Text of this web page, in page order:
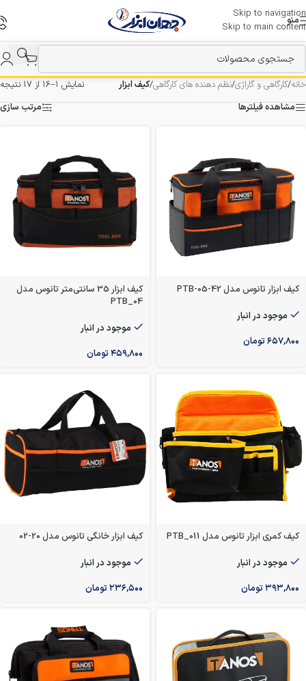
Skip to navigation
Skip to main content
منو
خانه/کارگاهی و گاراژی/نظم دهنده های کارگاهی/کیف ابزار
نمایش 1–16 از 17 نتیجه
مشاهده فیلترها
مرتب سازی
کیف ابزار تانوس مدل PTB-05-42
موجود در انبار
۶۵۷,۸۰۰تومان
کیف ابزار 35 سانتی‌متر تانوس مدل
PTB_04
موجود در انبار
۴۵۹,۸۰۰تومان
کیف کمری ابزار تانوس مدل PTB_011
موجود در انبار
۳۹۳,۸۰۰تومان
کیف ابزار خانگی تانوس مدل 20-02
موجود در انبار
۲۳۶,۵۰۰تومان